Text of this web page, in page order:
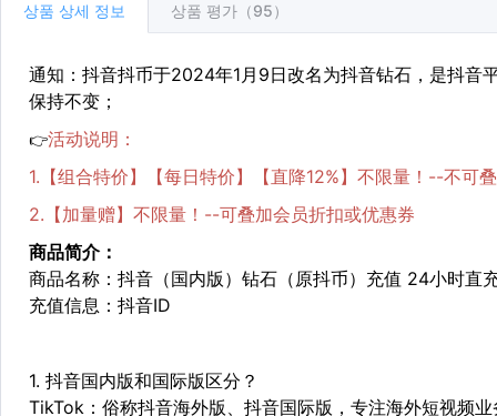
상품 상세 정보 상품 평가（95）
通知：抖音抖币于2024年1月9日改名为抖音钻石，是抖音
保持不变；
👉活动说明：
1.【组合特价】【每日特价】【直降12%】不限量！--不可
2.【加量赠】不限量！--可叠加会员折扣或优惠券
商品简介：
商品名称：抖音（国内版）钻石（原抖币）充值 24小时直
充值信息：抖音ID
1. 抖音国内版和国际版区分？
TikTok：俗称抖音海外版、抖音国际版，专注海外短视频